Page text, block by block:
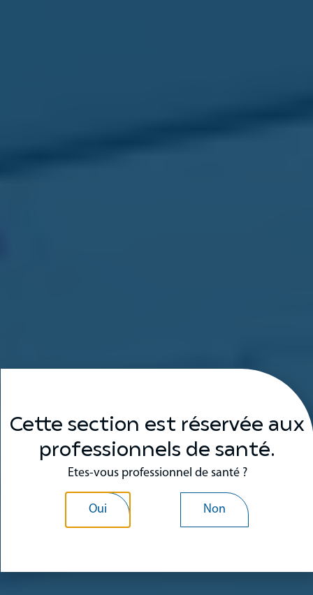
Cette section est réservée aux
professionnels de santé.
Etes-vous professionnel de santé ?
Oui Non